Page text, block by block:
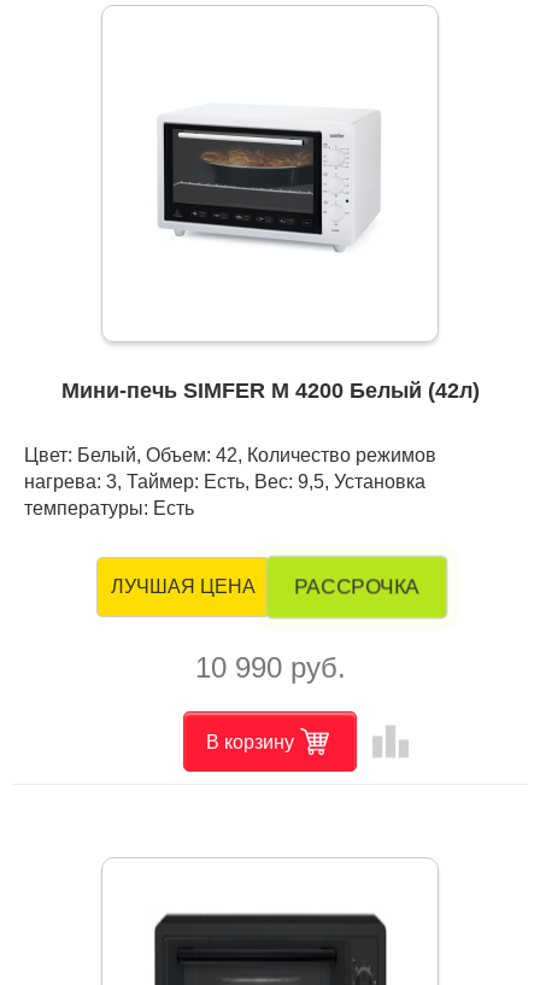
Мини-печь SIMFER M 4200 Белый (42л)
Цвет: Белый, Объем: 42, Количество режимов
нагрева: 3, Таймер: Есть, Вес: 9,5, Установка
температуры: Есть
ЛУЧШАЯ ЦЕНА РАССРОЧКА
10 990 руб.
В корзину leaderboard